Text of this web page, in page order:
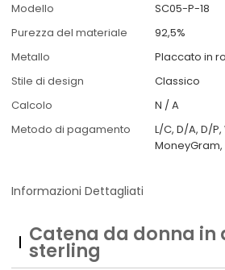
Modello
SC05-P-18
Purezza del materiale
92,5%
Metallo
Placcato in
Stile di design
Classico
Calcolo
N / A
Metodo di pagamento
L/C, D/A, D/
Informazioni Dettagliati
Catena da donna in
sterling